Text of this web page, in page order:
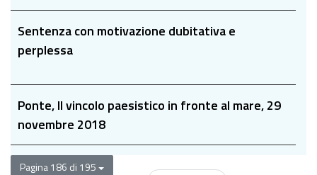
Sentenza con motivazione dubitativa e
perplessa
Ponte, Il vincolo paesistico in fronte al mare, 29
novembre 2018
Pagina 186 di 195